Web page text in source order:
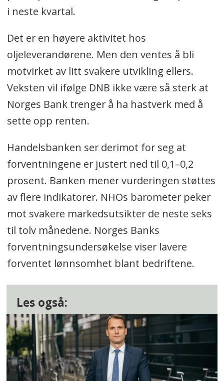
i neste kvartal.
Det er en høyere aktivitet hos
oljeleverandørene. Men den ventes å bli
motvirket av litt svakere utvikling ellers.
Veksten vil ifølge DNB ikke være så sterk at
Norges Bank trenger å ha hastverk med å
sette opp renten.
Handelsbanken ser derimot for seg at
forventningene er justert ned til 0,1–0,2
prosent. Banken mener vurderingen støttes
av flere indikatorer. NHOs barometer peker
mot svakere markedsutsikter de neste seks
til tolv månedene. Norges Banks
forventningsundersøkelse viser lavere
forventet lønnsomhet blant bedriftene.
Les også: